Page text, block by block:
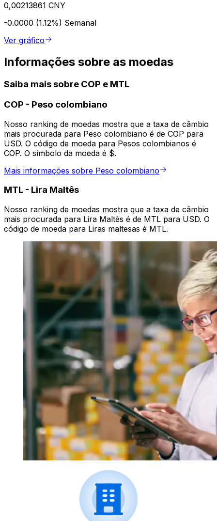
0,00213861 CNY
-0.0000 (1.12%) Semanal
Ver gráfico
Informações sobre as moedas
Saiba mais sobre COP e MTL
COP - Peso colombiano
Nosso ranking de moedas mostra que a taxa de câmbio
mais procurada para Peso colombiano é de COP para
USD. O código de moeda para Pesos colombianos é
COP. O símbolo da moeda é $.
Mais informações sobre Peso colombiano
MTL - Lira Maltês
Nosso ranking de moedas mostra que a taxa de câmbio
mais procurada para Lira Maltês é de MTL para USD. O
código de moeda para Liras maltesas é MTL.